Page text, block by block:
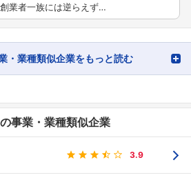
業者一族には逆らえず…
・業種類似企業をもっと読む
事業・業種類似企業
3.9